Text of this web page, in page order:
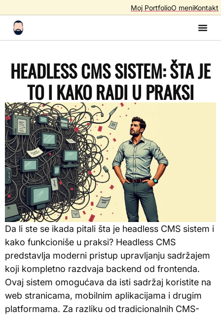
Moj PortfolioO meniKontakt
HEADLESS CMS SISTEM: ŠTA JE
TO I KAKO RADI U PRAKSI
Da li ste se ikada pitali šta je headless CMS sistem i
kako funkcioniše u praksi? Headless CMS
predstavlja moderni pristup upravljanju sadržajem
koji kompletno razdvaja backend od frontenda.
Ovaj sistem omogućava da isti sadržaj koristite na
web stranicama, mobilnim aplikacijama i drugim
platformama. Za razliku od tradicionalnih CMS-